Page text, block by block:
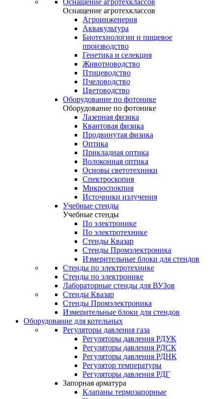
Оснащение агротехклассов
Оснащение агротехклассов
Агроинженерия
Аквакультура
Биотехнологии и пищевое
производство
Генетика и селекция
Животноводство
Птицеводство
Пчеловодство
Цветоводство
Оборудование по фотонике
Оборудование по фотонике
Лазерная физика
Квантовая физика
Продвинутая физика
Оптика
Прикладная оптика
Волоконная оптика
Основы светотехники
Спектроскопия
Микроспокпия
Источники излучения
Учебные стенды
Учебные стенды
По электронике
По электротехнике
Стенды Квазар
Стенды Промэлектроника
Измерительные блоки для стендов
Стенды по электротехнике
Стенды по электронике
Лабораторные стенды для ВУЗов
Стенды Квазар
Стенды Промэлектроника
Измерительные блоки для стендов
Оборудование для котельных
Регуляторы давления газа
Регуляторы давления РДУК
Регуляторы давления РДСК
Регуляторы давления РДНК
Регулятор температуры
Регуляторы давления РДГ
Запорная арматура
Клапаны термозапорные